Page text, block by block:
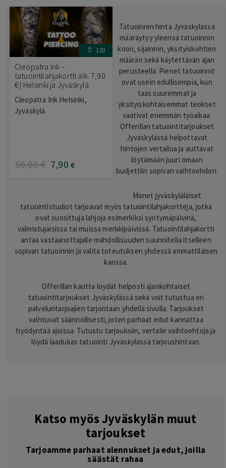
130
Cleopatra Ink –
tatuointilahjakortti alk. 7,90
€ | Helsinki ja Jyväskylä
Cleopatra Ink Helsinki,
Jyväskylä
50,00€ 7,90 €
Tatuoinnin hinta Jyväskylässä
määräytyy yleensä tatuoinnin
koon, sijainnin, yksityiskohtien
määrän sekä käytettävän ajan
perusteella. Pienet tatuoinnit
ovat usein edullisempia, kun
taas suuremmat ja
yksityiskohtaisemmat teokset
vaativat enemmän työaikaa.
Offerillan tatuointitarjoukset
Jyväskylässä helpottavat
hintojen vertailua ja auttavat
löytämään juuri omaan
budjettiin sopivan vaihtoehdon.
Monet jyväskyläläiset
tatuointistudiot tarjoavat myös tatuointilahjakortteja, jotka
ovat suosittuja lahjoja esimerkiksi syntymäpäivinä,
valmistujaisissa tai muissa merkkipäivissä. Tatuointilahjakortti
antaa vastaanottajalle mahdollisuuden suunnitella itselleen
sopivan tatuoinnin ja valita toteutuksen yhdessä ammattilaisen
kanssa.
Offerillan kautta löydät helposti ajankohtaiset
tatuointitarjoukset Jyväskylässä sekä voit tutustua eri
palveluntarjoajien tarjontaan yhdellä sivulla. Tarjoukset
vaihtuvat säännöllisesti, joten parhaat edut kannattaa
hyödyntää ajoissa. Tutustu tarjouksiin, vertaile vaihtoehtoja ja
löydä laadukas tatuointi Jyväskylässä tarjoushintaan.
Katso myös Jyväskylän muut
tarjoukset
Tarjoamme parhaat alennukset ja edut, joilla
säästät rahaa